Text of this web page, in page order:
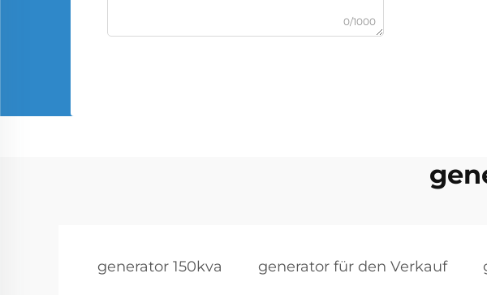
0/1000
generator 150kva generator für den Verkauf